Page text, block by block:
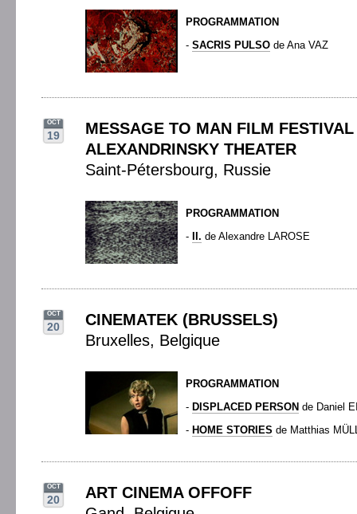
PROGRAMMATION
- SACRIS PULSO de Ana VAZ
OCT
19
MESSAGE TO MAN FILM
ALEXANDRINSKY THEATER
Saint-Pétersbourg, Russie
PROGRAMMATION
-
II. de Alexandre LAROSE
OCT
20
CINEMATEK (BRUSSELS)
Bruxelles, Belgique
PROGRAMMATION
- DISPLACED PERSON de Daniel
- HOME STORIES de Matthias
OCT
20
ART CINEMA OFFOFF